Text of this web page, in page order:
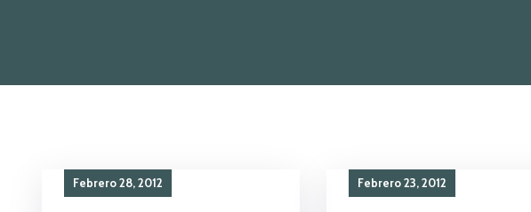
Febrero 28, 2012 Febrero 23, 2012